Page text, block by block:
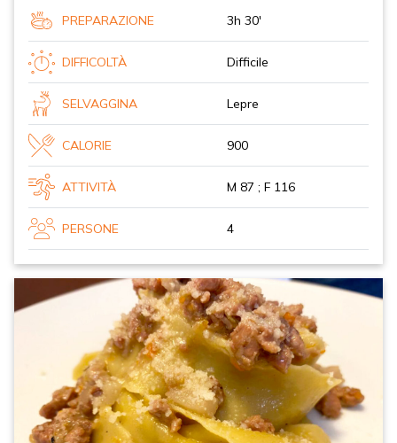
PREPARAZIONE 3h 30'
DIFFICOLTÀ Difficile
SELVAGGINA Lepre
CALORIE 900
ATTIVITÀ M 87 ; F 116
PERSONE 4